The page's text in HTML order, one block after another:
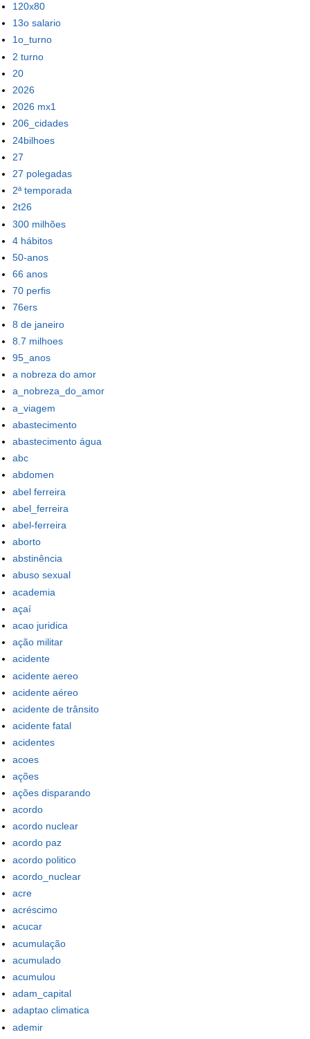
120x80
13o salario
1o_turno
2 turno
20
2026
2026 mx1
206_cidades
24bilhoes
27
27 polegadas
2ª temporada
2t26
300 milhões
4 hábitos
50-anos
66 anos
70 perfis
76ers
8 de janeiro
8.7 milhoes
95_anos
a nobreza do amor
a_nobreza_do_amor
a_viagem
abastecimento
abastecimento água
abc
abdomen
abel ferreira
abel_ferreira
abel-ferreira
aborto
abstinência
abuso sexual
academia
açaí
acao juridica
ação militar
acidente
acidente aereo
acidente aéreo
acidente de trânsito
acidente fatal
acidentes
acoes
ações
ações disparando
acordo
acordo nuclear
acordo paz
acordo politico
acordo_nuclear
acre
acréscimo
acucar
acumulação
acumulado
acumulou
adam_capital
adaptao climatica
ademir